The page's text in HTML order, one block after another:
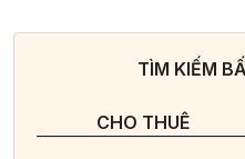
TÌM KIẾM
CHO THUÊ